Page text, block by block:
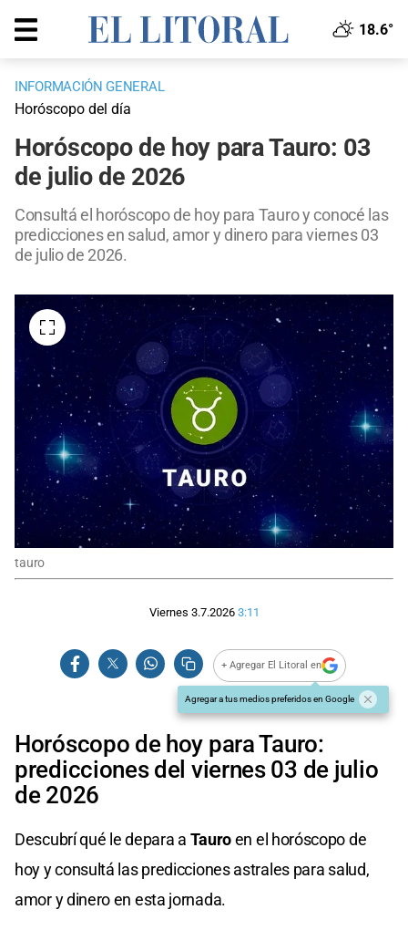
18.6°
INFORMACIÓN GENERAL
Horóscopo del día
Horóscopo de hoy para Tauro: 03
de julio de 2026
Consultá el horóscopo de hoy para Tauro y conocé las
predicciones en salud, amor y dinero para viernes 03
de julio de 2026.
tauro
Viernes 3.7.2026 3:11
+ Agregar El Litoral en
Agregar a tus medios preferidos en Google
Horóscopo de hoy para Tauro:
predicciones del viernes 03 de julio
de 2026
Descubrí qué le depara a Tauroen el horóscopo de
hoy y consultá las predicciones astrales para salud,
amor y dinero en esta jornada.